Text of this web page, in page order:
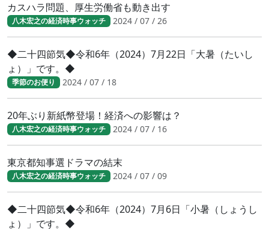
カスハラ問題、厚生労働省も動き出す
八木宏之の経済時事ウォッチ 2024 / 07 / 26
◆二十四節気◆令和6年（2024）7月22日「大暑（たいし
ょ）」です。◆
季節のお便り 2024 / 07 / 18
20年ぶり新紙幣登場！経済への影響は？
八木宏之の経済時事ウォッチ 2024 / 07 / 16
東京都知事選ドラマの結末
八木宏之の経済時事ウォッチ 2024 / 07 / 09
◆二十四節気◆令和6年（2024）7月6日「小暑（しょうし
ょ）」です。◆